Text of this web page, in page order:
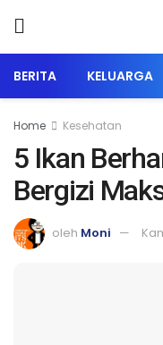
BERITA KELUARGA
Home Kesehatan
5 Ikan
Bergizi
oleh Moni